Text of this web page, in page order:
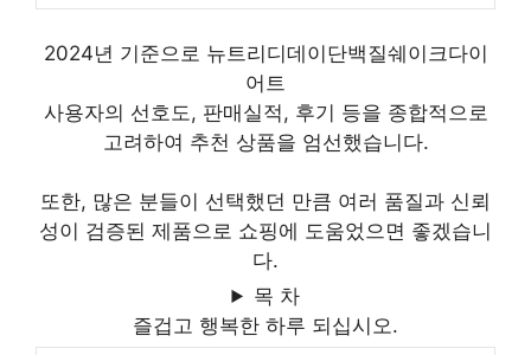
2024년 기준으로 뉴트리디데이단백질쉐이크다이
어트
사용자의 선호도, 판매실적, 후기 등을 종합적으로
고려하여 추천 상품을 엄선했습니다.
또한, 많은 분들이 선택했던 만큼 여러 품질과 신뢰
성이 검증된 제품으로 쇼핑에 도움었으면 좋겠습니
다.
목 차
즐겁고 행복한 하루 되십시오.